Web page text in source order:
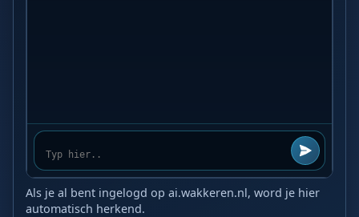
Als je al bent ingelogd op ai.wakkeren.nl, word je hier
automatisch herkend.